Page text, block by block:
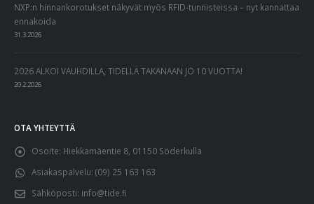
NXP:n hinnankorotukset näkyvät myös RFID-tunnisteissa – nyt kannattaa
ennakoida
31.3.2026
2026 ALKOI VAUHDILLA, TIDELLÄ TAKANAAN JO 10 VUOTTA!
20.2.2026
OTA YHTEYTTÄ
Osoite: Hiekkamäentie 8, 01150 Söderkulla
Asiakaspalvelu: (09) 25 163 163
Sähköposti: info@tide.fi